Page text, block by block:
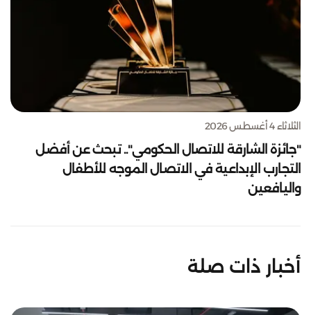
الثلاثاء 4 أغسطس 2026
"جائزة الشارقة للاتصال الحكومي".. تبحث عن أفضل
التجارب الإبداعية في الاتصال الموجه للأطفال
واليافعين
أخبار ذات صلة